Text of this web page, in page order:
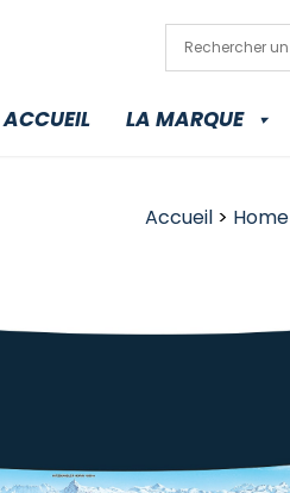
ACCUEIL LA MARQUE
Accueil > Home